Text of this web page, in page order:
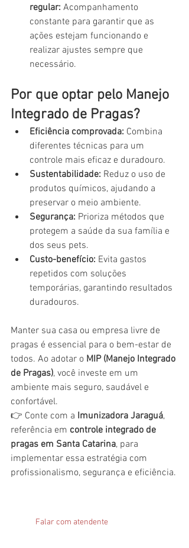
regular: Acompanhamento
constante para garantir que as
ações estejam funcionando e
realizar ajustes sempre que
necessário.
Por que optar pelo Manejo
Integrado de Pragas?
Eficiência comprovada: Combina
diferentes técnicas para um
controle mais eficaz e duradouro.
Sustentabilidade: Reduz o uso de
produtos químicos, ajudando a
preservar o meio ambiente.
Segurança: Prioriza métodos que
protegem a saúde da sua família e
dos seus pets.
Custo-benefício: Evita gastos
repetidos com soluções
temporárias, garantindo resultados
duradouros.
Manter sua casa ou empresa livre de
pragas é essencial para o bem-estar de
todos. Ao adotar o MIP (Manejo Integrado
de Pragas), você investe em um
ambiente mais seguro, saudável e
confortável.
👉 Conte com a Imunizadora Jaraguá,
referência em controle integrado de
pragas em Santa Catarina, para
implementar essa estratégia com
profissionalismo, segurança e eficiência.
Falar com atendente